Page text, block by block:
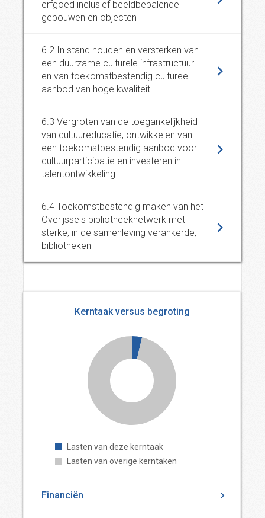
erfgoed inclusief beeldbepalende
gebouwen en objecten
6.2 In stand houden en versterken van
een duurzame culturele infrastructuur
en van toekomstbestendig cultureel
aanbod van hoge kwaliteit
6.3 Vergroten van de toegankelijkheid
van cultuureducatie, ontwikkelen van
een toekomstbestendig aanbod voor
cultuurparticipatie en investeren in
talentontwikkeling
6.4 Toekomstbestendig maken van het
Overijssels bibliotheeknetwerk met
sterke, in de samenleving verankerde,
bibliotheken
Kerntaak versus begroting
Lasten van deze kerntaak
Lasten van overige kerntaken
Financiën